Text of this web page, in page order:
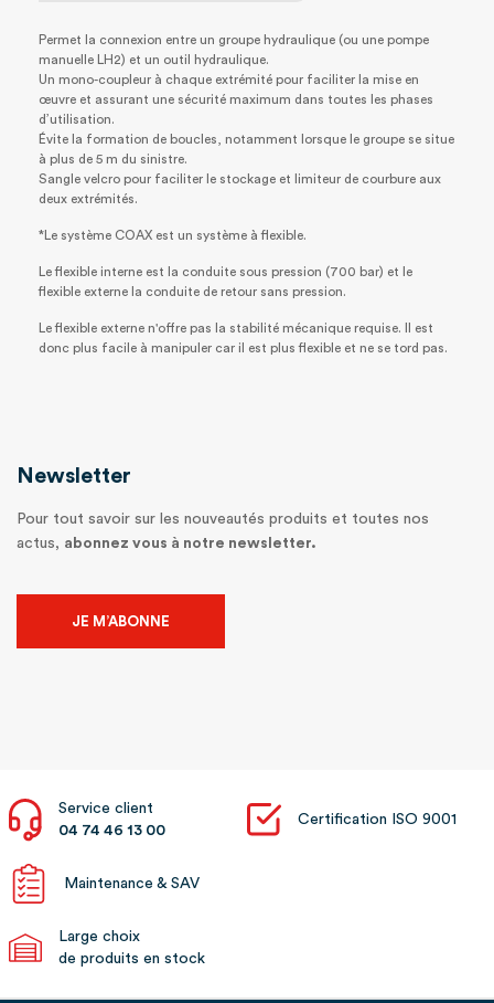
Permet la connexion entre un groupe hydraulique (ou une pompe
manuelle LH2) et un outil hydraulique.
Un mono-coupleur à chaque extrémité pour faciliter la mise en
œuvre et assurant une sécurité maximum dans toutes les phases
d’utilisation.
Évite la formation de boucles, notamment lorsque le groupe se situe
à plus de 5 m du sinistre.
Sangle velcro pour faciliter le stockage et limiteur de courbure aux
deux extrémités.
*Le système COAX est un système à flexible.
Le flexible interne est la conduite sous pression (700 bar) et le
flexible externe la conduite de retour sans pression.
Le flexible externe n'offre pas la stabilité mécanique requise. Il est
donc plus facile à manipuler car il est plus flexible et ne se tord pas.
Newsletter
Pour tout savoir sur les nouveautés produits et toutes nos
actus, abonnez vous à notre newsletter.
JE M’ABONNE
Service client
04 74 46 13 00
Certification ISO 9001
Maintenance & SAV
Large choix
de produits en stock